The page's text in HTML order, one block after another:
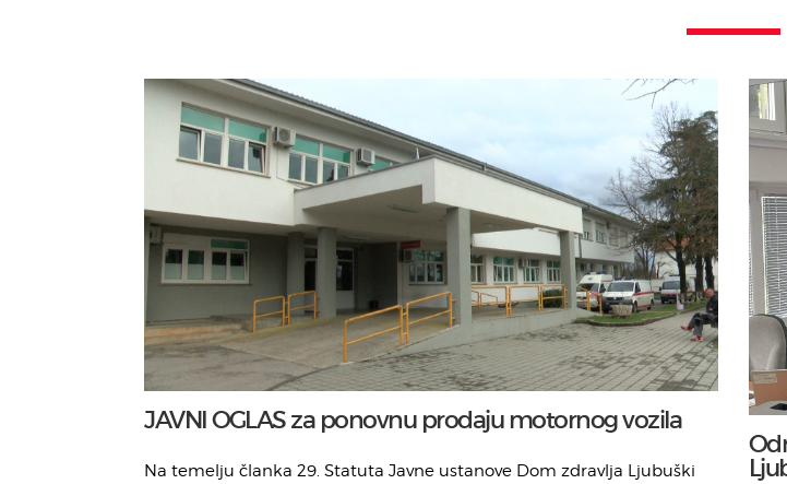
JAVNI OGLAS za ponovnu prodaju motornog vozila
Na temelju članka 29. Statuta Javne ustanove Dom zdravlja Ljubuški